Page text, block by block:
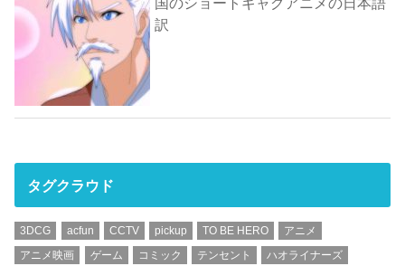
訳
タグクラウド
3DCG acfun CCTV pickup TO BE HERO
アニメ
アニメ映画
ゲーム コミック テンセント
ハオライナーズ